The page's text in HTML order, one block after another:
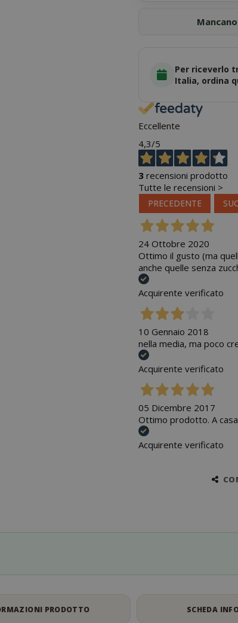
Per riceverlo
Italia, ordina
Eccellente
4,3/5
3recensioni prodotto
Tutte le recensioni >
PRECEDENTE
24 Ottobre 2020
Ottimo il gusto (ma
anche quelle senza
Acquirente verificato
10 Gennaio 2018
nella media, ma poco
Acquirente verificato
05 Dicembre 2017
Ottimo prodotto. A
Acquirente verificato
PRODOTTO SCHEDA